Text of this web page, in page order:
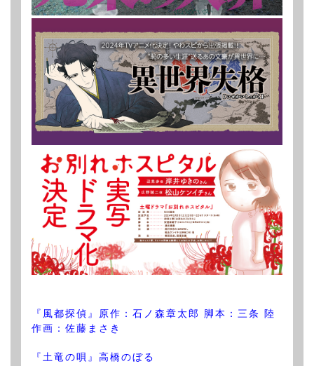
『風都探偵』原作：石ノ森章太郎 脚本：三条 陸
作画：佐藤まさき
『土竜の唄』高橋のぼる